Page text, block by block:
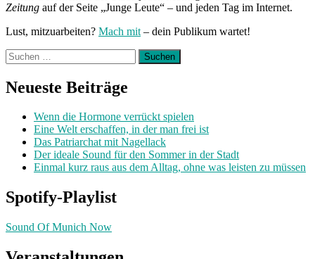
Zeitung auf der Seite „Junge Leute“ – und jeden Tag im Internet.
Lust, mitzuarbeiten? Mach mit – dein Publikum wartet!
Suchen
nach:
Neueste Beiträge
Wenn die Hormone verrückt spielen
Eine Welt erschaffen, in der man frei ist
Das Patriarchat mit Nagellack
Der ideale Sound für den Sommer in der Stadt
Einmal kurz raus aus dem Alltag, ohne was leisten zu müssen
Spotify-Playlist
Sound Of Munich Now